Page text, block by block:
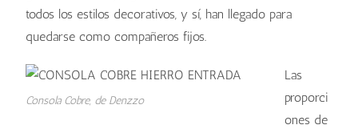
todos los estilos decorativos, y sí, han llegado para
quedarse como compañeros fijos.
Consola Cobre, de Denzzo
Las
proporci
ones de